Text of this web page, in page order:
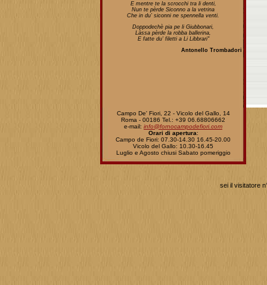
E mentre te la scrocchi tra li denti,
Nun te pèrde Siconno a la vetrina
Che in du’ siconni ne spennella venti.
Doppodechè pia pe li Giubbonari,
Làssa pèrde la robba ballerina,
E fatte du’ filetti a Li Libbrari"
Antonello Trombadori
Campo De' Fiori, 22 - Vicolo del Gallo, 14
Roma - 00186 Tel.: +39 06.68806662
e-mail: info@fornocampodefiori.com
Orari di apertura:
Campo de Fiori: 07.30-14.30 16.45-20.00
Vicolo del Gallo: 10.30-16.45
Luglio e Agosto chiusi Sabato pomeriggio
sei il visitatore